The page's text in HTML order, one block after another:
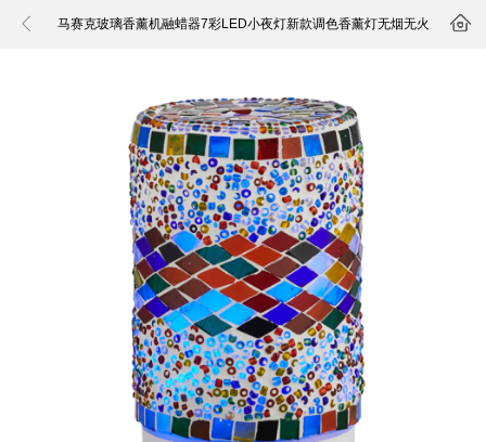
 马赛克玻璃香薰机融蜡器7彩LED小夜灯新款调色香薰灯无烟无火 